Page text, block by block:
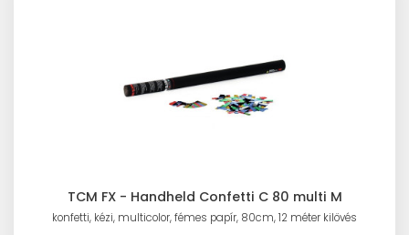
TCM FX - Handheld Confetti C 80 multi M
konfetti, kézi, multicolor, fémes papír, 80cm, 12 méter kilövés